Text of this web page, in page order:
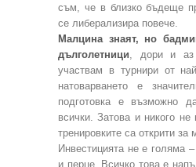
съм, че в близко бъдеще
се либерализира повече.
Малцина знаят, но
дълголетници , дори и
участвам в турнири от
натоварването е
подготовка е възможно
всички. Затова и никого
тренировките са открити за
Инвестицията не е голяма
и перце. Всичко това е